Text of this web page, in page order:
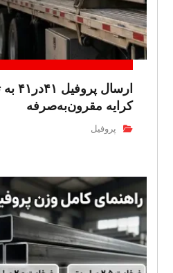
کرایه مقرون‌به‌صرفه
پروفیل